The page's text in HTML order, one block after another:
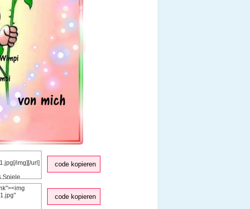
code kopieren
code kopieren